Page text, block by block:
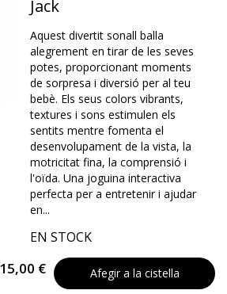
Jack
Aquest divertit sonall balla
alegrement en tirar de les seves
potes, proporcionant moments
de sorpresa i diversió per al teu
bebè. Els seus colors vibrants,
textures i sons estimulen els
sentits mentre fomenta el
desenvolupament de la vista, la
motricitat fina, la comprensió i
l'oïda. Una joguina interactiva
perfecta per a entretenir i ajudar
en...
EN STOCK
15,00 € Afegir a la cistella